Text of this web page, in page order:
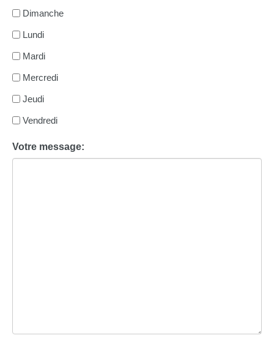
Dimanche
Lundi
Mardi
Mercredi
Jeudi
Vendredi
Votre message: